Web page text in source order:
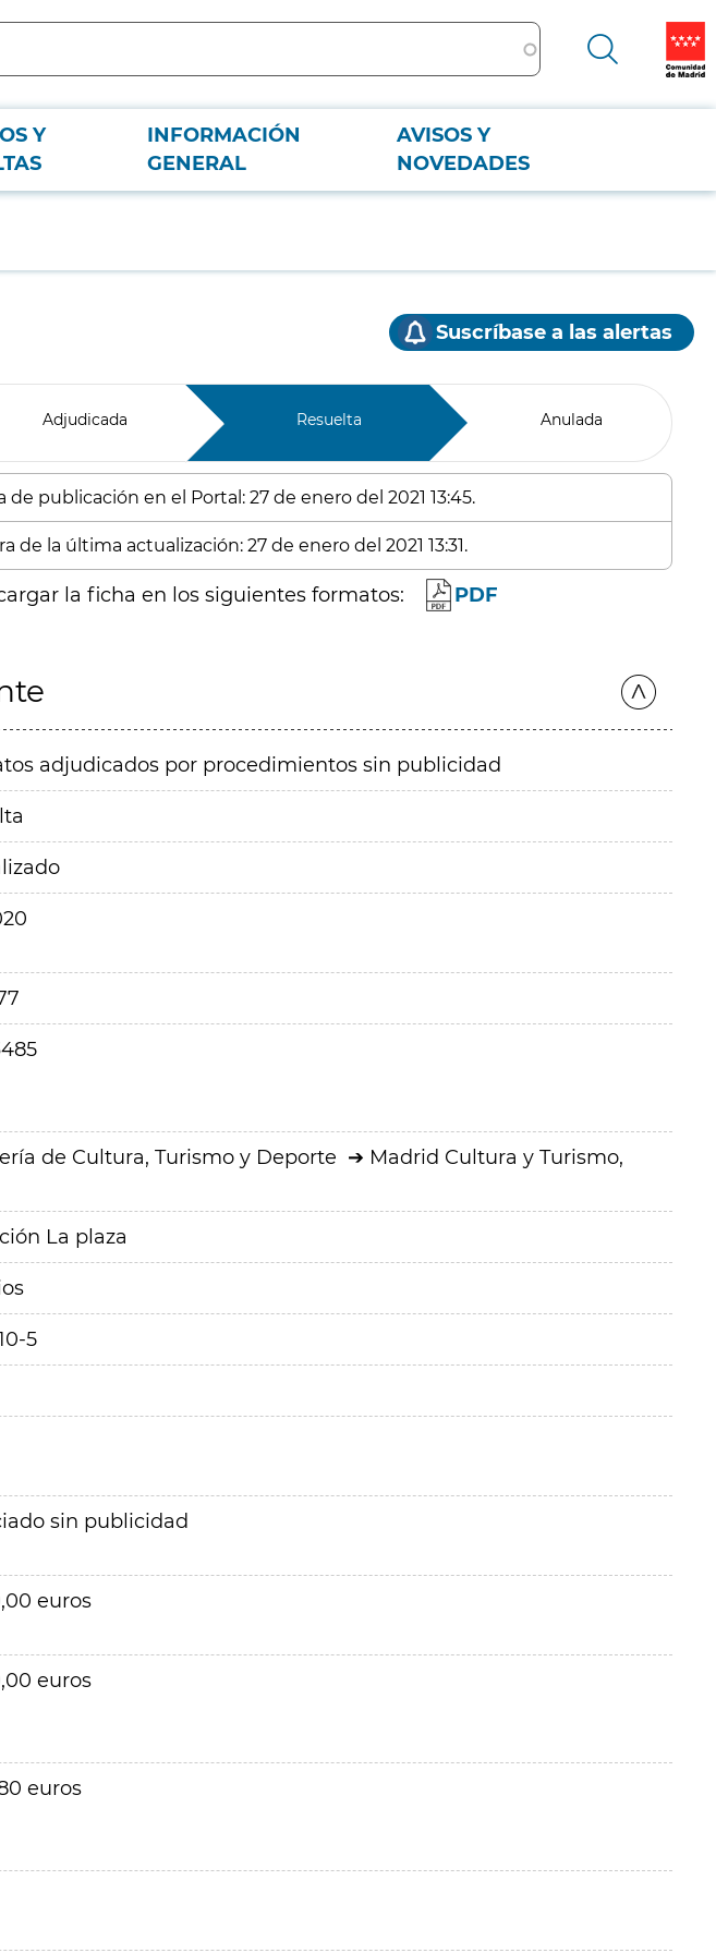
Y
INFORMACIÓN
GENERAL
AVISOS Y
NOVEDADES
Suscríbase a las alertas
Adjudicada Resuelta Anulada
de publicación en el Portal: 27 de enero del 2021 13:45.
de la última actualización: 27 de enero del 2021 13:31.
la ficha en los siguientes formatos: PDF
adjudicados por procedimientos sin publicidad
de Cultura, Turismo y Deporte
Madrid Cultura y Turismo,
La plaza
5
sin publicidad
euros
euros
euros